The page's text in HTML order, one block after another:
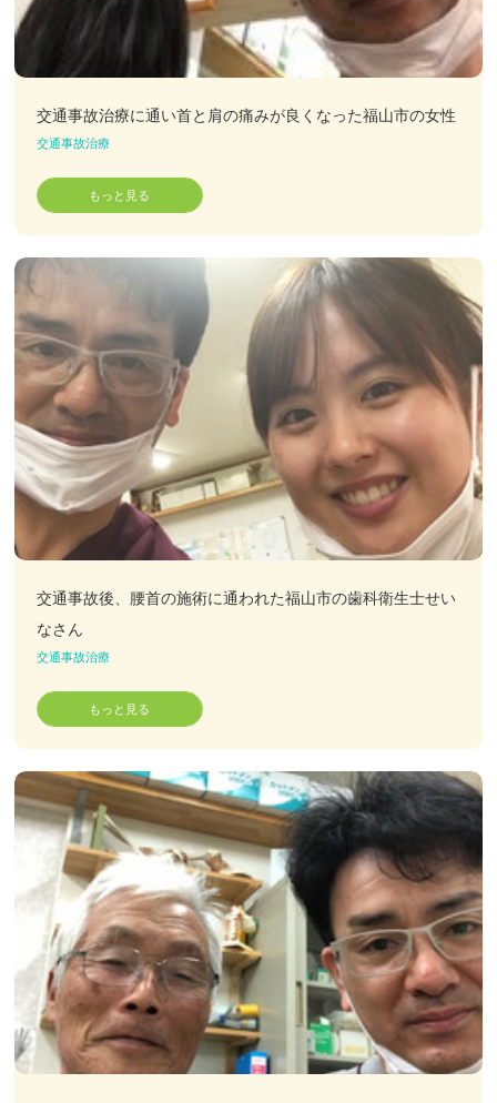
交通事故治療に通い首と肩の痛みが良くなった福山市の女性
交通事故治療
もっと見る
交通事故後、腰首の施術に通われた福山市の歯科衛生士せい
なさん
交通事故治療
もっと見る